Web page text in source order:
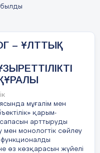
– ҰЛТТЫҚ
мұғалім мен
қарым-
арттыруды
мен монологтік сөйлеу
өз көзқарасын жүйелі